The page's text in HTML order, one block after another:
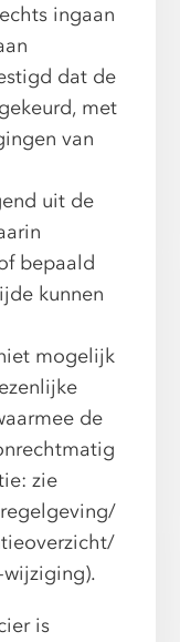
ingaan
dat de
met
van
uit de
bepaald
kunnen
mogelijk
de
zie
).
is